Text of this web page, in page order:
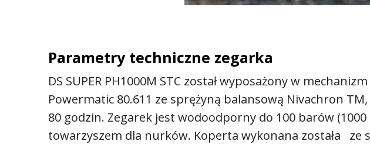
Parametry techniczne zegarka
DS SUPER PH1000M STC został wyposażony w
Powermatic 80.611 ze sprężyną balansową Nivachron
80 godzin. Zegarek jest wodoodporny do 100 barów
towarzyszem dla nurków. Koperta wykonana została ze